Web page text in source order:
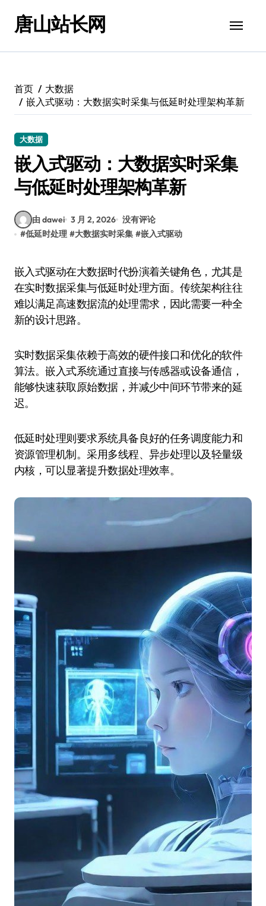
唐山站长网
首页
大数据
嵌入式驱动：大数据实时采集与低延时处理架构革新
大数据
嵌入式驱动：大数据实时采集
与低延时处理架构革新
由 dawei 3 月 2, 2026 没有评论
#低延时处理 #大数据实时采集 #嵌入式驱动
嵌入式驱动在大数据时代扮演着关键角色，尤其是
在实时数据采集与低延时处理方面。传统架构往往
难以满足高速数据流的处理需求，因此需要一种全
新的设计思路。
实时数据采集依赖于高效的硬件接口和优化的软件
算法。嵌入式系统通过直接与传感器或设备通信，
能够快速获取原始数据，并减少中间环节带来的延
迟。
低延时处理则要求系统具备良好的任务调度能力和
资源管理机制。采用多线程、异步处理以及轻量级
内核，可以显著提升数据处理效率。